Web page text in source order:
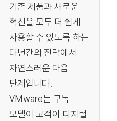
기존 제품과 새로운
혁신을 모두 더 쉽게
사용할 수 있도록 하는
다년간의 전략에서
자연스러운 다음
단계입니다.
VMware는 구독
모델이 고객이 디지털